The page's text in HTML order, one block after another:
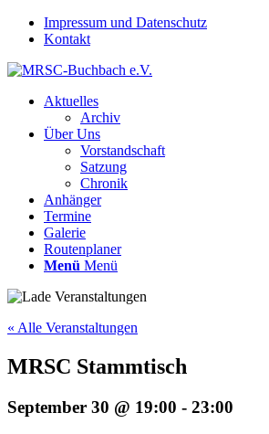
Impressum und Datenschutz
Kontakt
Aktuelles
Archiv
Über Uns
Vorstandschaft
Satzung
Chronik
Anhänger
Termine
Galerie
Routenplaner
Menü Menü
« Alle Veranstaltungen
MRSC Stammtisch
September 30 @ 19:00 - 23:00